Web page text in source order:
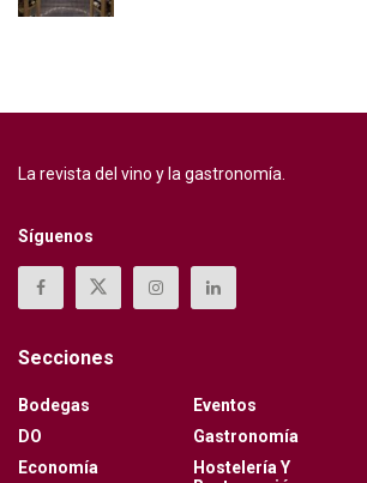
La revista del vino y la gastronomía.
Síguenos
Secciones
Bodegas
DO
Economía
Eventos
Gastronomía
Hostelería Y